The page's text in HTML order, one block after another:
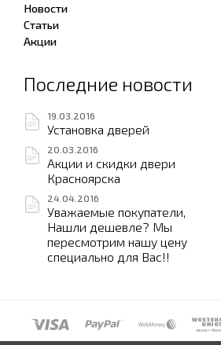
Новости
Статьи
Акции
Последние новости
19.03.2016
Установка дверей
20.03.2016
Акции и скидки двери
Красноярска
24.04.2016
Уважаемые покупатели,
Нашли дешевле? Мы
пересмотрим нашу цену
специально для Вас!!